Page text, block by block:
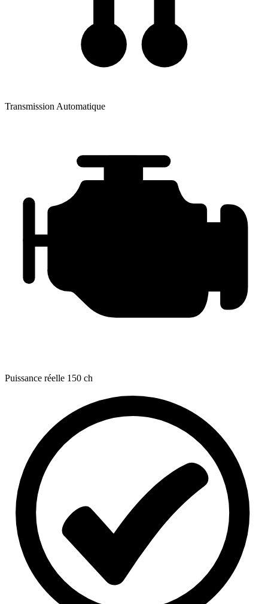
Transmission Automatique
Puissance réelle 150 ch